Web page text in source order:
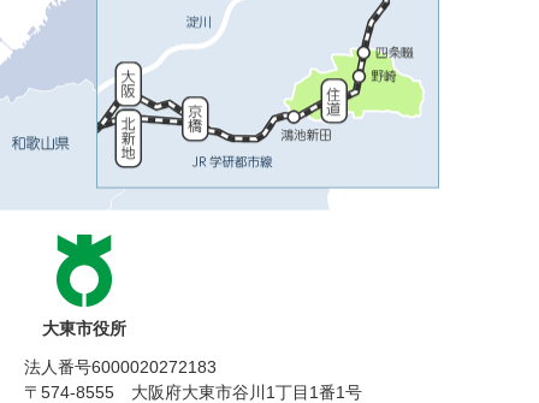
大東市役所
法人番号6000020272183
〒574-8555 大阪府大東市谷川1丁目1番1号